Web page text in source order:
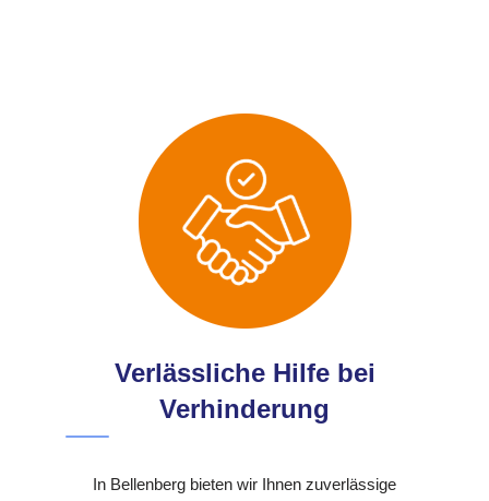
Verlässliche Hilfe bei
Verhinderung
In Bellenberg bieten wir Ihnen zuverlässige